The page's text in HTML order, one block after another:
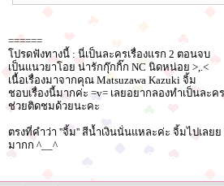
======
โปรดฟังทางนี้ : นี่เป็นละครเรื่องแรก 2 ตอนจบ
เป็นแนวยาโอย น่ารักกุ๊กกิ๊ก NC นิดหน่อย >,.<
เนื้อเรื่องมาจากคุณ Matsuzawa Kazuki จิ้ม
ชอบเรื่องนี้มากค่ะ =v= เลยอยากลองทำเป็นละค
ช่วยติดชมด้วยนะคะ
ตรงที่คำว่า ''จิ้ม'' สีน้ำเงินนั่นแหละค่ะ จิ้มไปเลย
มากก ^__^